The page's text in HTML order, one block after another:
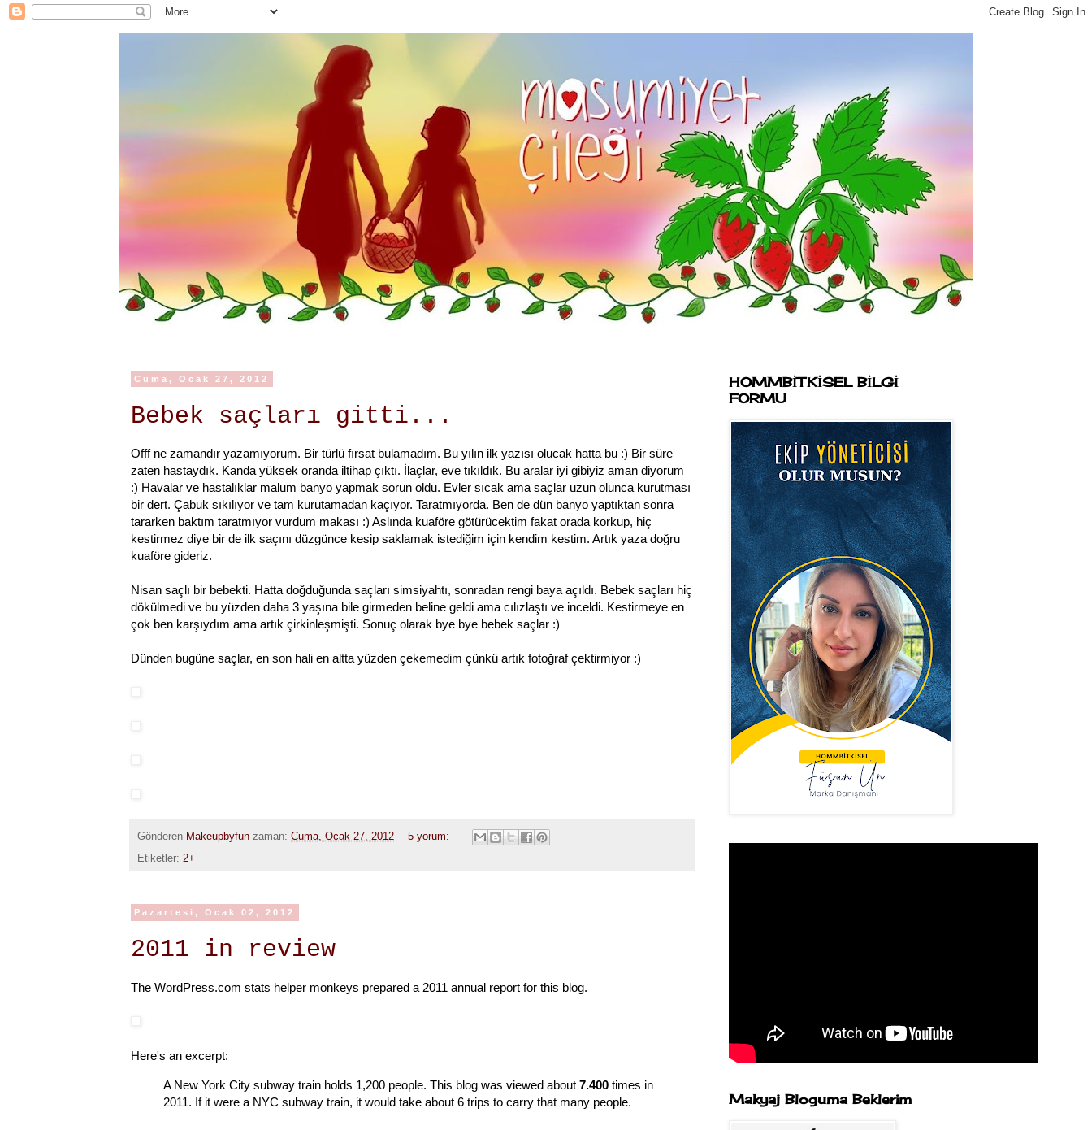
Cuma, Ocak 27, 2012
Bebek saçları gitti...
Offf ne zamandır yazamıyorum. Bir türlü fırsat bulamadım. Bu yılın ilk yazısı olucak hatta bu :) Bir süre
zaten hastaydık. Kanda yüksek oranda iltihap çıktı. İlaçlar, eve tıkıldık. Bu aralar iyi gibiyiz aman diyorum
:) Havalar ve hastalıklar malum banyo yapmak sorun oldu. Evler sıcak ama saçlar uzun olunca kurutması
bir dert. Çabuk sıkılıyor ve tam kurutamadan kaçıyor. Taratmıyorda. Ben de dün banyo yaptıktan sonra
tararken baktım taratmıyor vurdum makası :) Aslında kuaföre götürücektim fakat orada korkup, hiç
kestirmez diye bir de ilk saçını düzgünce kesip saklamak istediğim için kendim kestim. Artık yaza doğru
kuaföre gideriz.
Nisan saçlı bir bebekti. Hatta doğduğunda saçları simsiyahtı, sonradan rengi baya açıldı. Bebek saçları hiç
dökülmedi ve bu yüzden daha 3 yaşına bile girmeden beline geldi ama cılızlaştı ve inceldi. Kestirmeye en
çok ben karşıydım ama artık çirkinleşmişti. Sonuç olarak bye bye bebek saçlar :)
Dünden bugüne saçlar, en son hali en altta yüzden çekemedim çünkü artık fotoğraf çektirmiyor :)
Gönderen Makeupbyfun zaman: Cuma, Ocak 27, 2012
5 yorum:
Etiketler: 2+
Pazartesi, Ocak 02, 2012
2011 in review
The WordPress.com stats helper monkeys prepared a 2011 annual report for this blog.
Here's an excerpt:
A New York City subway train holds 1,200 people. This blog was viewed about 7.400 times in
2011. If it were a NYC subway train, it would take about 6 trips to carry that many people.
HOMMBİTKİSEL BİLGİ
FORMU
Makyaj Bloguma Beklerim